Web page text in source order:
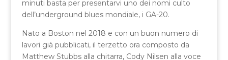
minuti basta per presentarvi uno dei nomi culto
dell’underground blues mondiale, i GA-20.
Nato a Boston nel 2018 e con un buon numero di
lavori già pubblicati, il terzetto ora composto da
Matthew Stubbs alla chitarra, Cody Nilsen alla voce